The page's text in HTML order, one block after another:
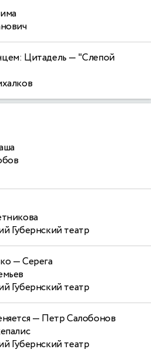
Цитадель — "Слепой
Губернский театр
— Серега
Губернский театр
— Петр Салобонов
Губернский театр